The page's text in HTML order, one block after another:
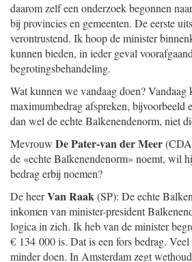
daarom zelf een onderzoek begonnen
bij provincies en gemeenten. De eerste
verontrustend. Ik hoop de minister
kunnen bieden, in ieder geval
begrotingsbehandeling.
Wat kunnen we vandaag doen? Vandaag
maximumbedrag afspreken, bijvoorbeeld
dan wel de echte Balkenendenorm, niet
Mevrouw De Pater-van der Meer
de «echte Balkenendenorm» noemt, wil
bedrag erbij noemen?
De heerVan Raak(SP): De echte
inkomen van minister-president
logica in zich. Ik heb van de minister
€ 134 000 is. Dat is een fors bedrag. Veel
minder doen. In Amsterdam zegt